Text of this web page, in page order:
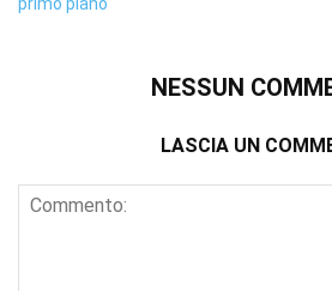
NESSUN
LASCIA UN